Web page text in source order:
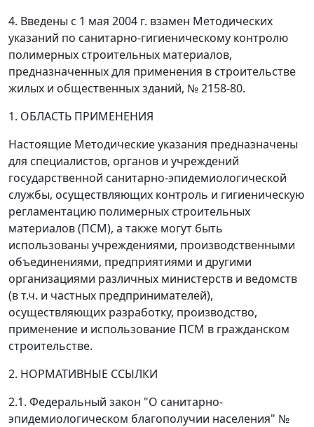
4. Введены с 1 мая 2004 г. взамен Методических
указаний по санитарно-гигиеническому контролю
полимерных строительных материалов,
предназначенных для применения в строительстве
жилых и общественных зданий, № 2158-80.
1. ОБЛАСТЬ ПРИМЕНЕНИЯ
Настоящие Методические указания предназначены
для специалистов, органов и учреждений
государственной санитарно-эпидемиологической
службы, осуществляющих контроль и гигиеническую
регламентацию полимерных строительных
материалов (ПСМ), а также могут быть
использованы учреждениями, производственными
объединениями, предприятиями и другими
организациями различных министерств и ведомств
(в т.ч. и частных предпринимателей),
осуществляющих разработку, производство,
применение и использование ПСМ в гражданском
строительстве.
2. НОРМАТИВНЫЕ ССЫЛКИ
2.1. Федеральный закон "О санитарно-
эпидемиологическом благополучии населения" №